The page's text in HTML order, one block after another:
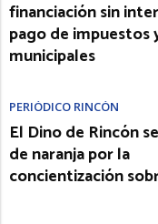
financiación sin
pago de impuestos
municipales
PERIÓDICO RINCÓN
El Dino de Rincón
de naranja por la
concientización